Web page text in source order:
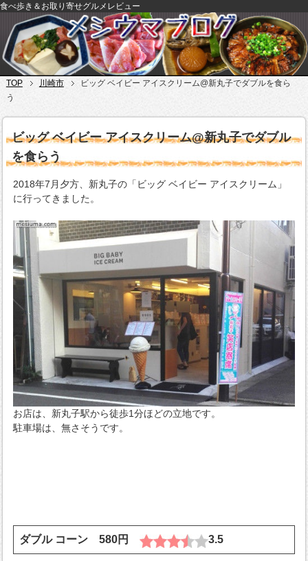
食べ歩き＆お取り寄せグルメレビュー
TOP 川崎市
ビッグ ベイビー アイスクリーム@新丸子でダブルを食ら
う
ビッグ ベイビー アイスクリーム@新丸子でダブル
を食らう
2018年7月夕方、新丸子の「ビッグ ベイビー アイスクリーム」
に行ってきました。
お店は、新丸子駅から徒歩1分ほどの立地です。
駐車場は、無さそうです。
ダブル コーン 580円 3.5